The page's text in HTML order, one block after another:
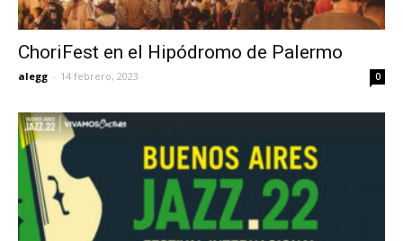
ChoriFest en el Hipódromo de Palermo
alegg - 14 febrero, 2023 0